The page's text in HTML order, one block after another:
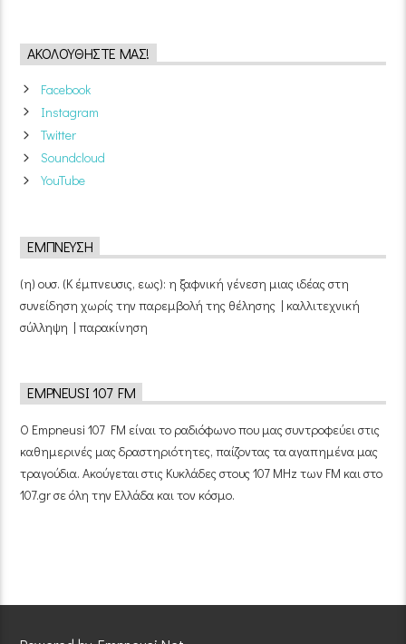
ΑΚΟΛΟΥΘΉΣΤΕ ΜΑΣ!
Facebook
Instagram
Twitter
Soundcloud
YouTube
ΈΜΠΝΕΥΣΗ
(η) ουσ. (Κ έμπνευσις, εως): η ξαφνική γένεση μιας ιδέας στη
συνείδηση χωρίς την παρεμβολή της θέλησης | καλλιτεχνική
σύλληψη | παρακίνηση
EMPNEUSI 107 FM
Ο Empneusi 107 FM είναι το ραδιόφωνο που μας συντροφεύει στις
καθημερινές μας δραστηριότητες, παίζοντας τα αγαπημένα μας
τραγούδια. Ακούγεται στις Κυκλάδες στους 107 MHz των FM και στο
107.gr σε όλη την Ελλάδα και τον κόσμο.